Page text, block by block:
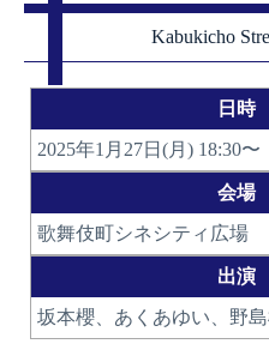
Kabukicho
日時
2025年1月27日(月) 18:30〜
会場
歌舞伎町シネシティ広場
出演
坂本櫻、あくあゆい、野